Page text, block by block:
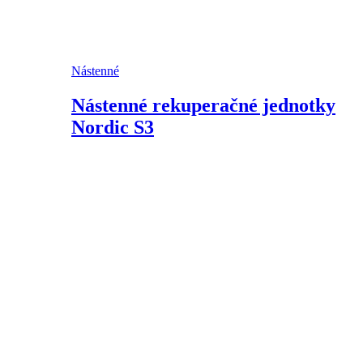
Nástenné
Nástenné rekuperačné jednotky
Nordic S3